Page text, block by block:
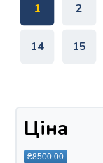
1 2
14 15
Ціна
₴8500.00